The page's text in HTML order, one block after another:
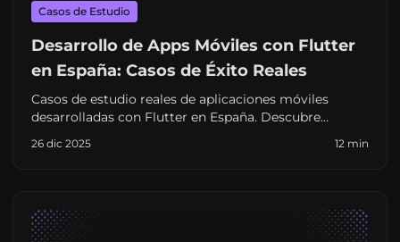
Casos de Estudio
Desarrollo de Apps Móviles con Flutter
en España: Casos de Éxito Reales
Casos de estudio reales de aplicaciones móviles
desarrolladas con Flutter en España. Descubre
startups y empresas.
26 dic 2025 12 min